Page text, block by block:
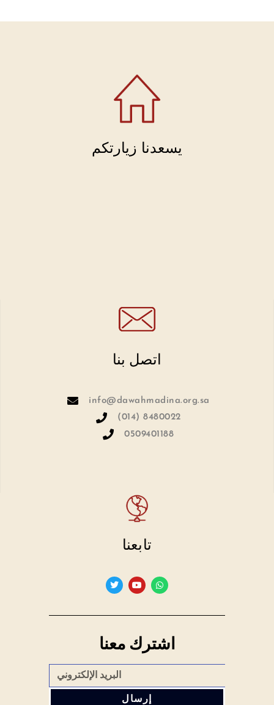
يسعدنا زيارتكم
اتصل بنا
info@dawahmadina.org.sa
(014) 8480022
0509401188
تابعنا
اشترك معنا
إرسال